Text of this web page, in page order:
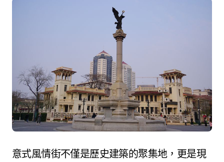
意式風情街不僅是歷史建築的聚集地，更是現